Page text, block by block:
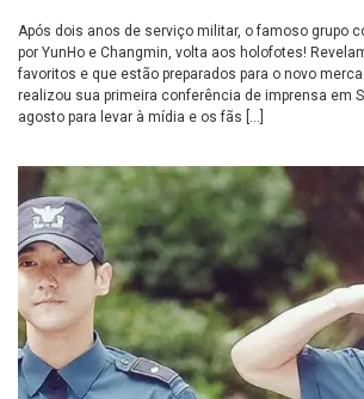
Após dois anos de serviço militar, o famoso grupo
por YunHo e Changmin, volta aos holofotes!
favoritos e que estão preparados para o novo
realizou sua primeira conferência de imprensa em
agosto para levar à mídia e os fãs […]